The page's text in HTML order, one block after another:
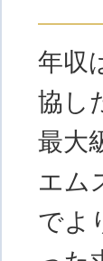
年収
協し
最大
エム
でよ